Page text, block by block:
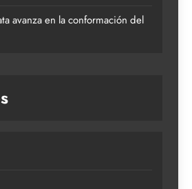
avanza en la conformación del